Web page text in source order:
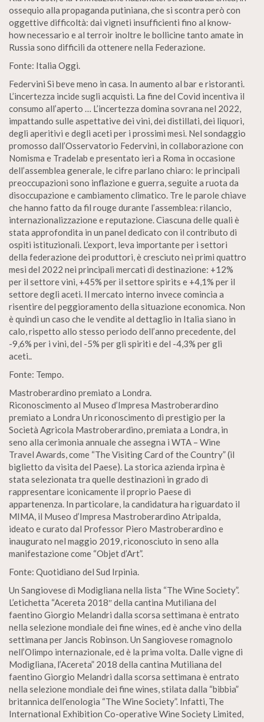
ossequio alla propaganda putiniana, che si scontra però con
oggettive difficoltà: dai vigneti insufficienti fino al know-
how necessario e al terroir inoltre le bollicine tanto amate in
Russia sono difficili da ottenere nella Federazione.
Fonte: Italia Oggi.
Federvini Si beve meno in casa. In aumento al bar e ristoranti.
L’incertezza incide sugli acquisti. La fine del Covid incentiva il
consumo all’aperto … L’incertezza domina sovrana nel 2022,
impattando sulle aspettative dei vini, dei distillati, dei liquori,
degli aperitivi e degli aceti per i prossimi mesi. Nel sondaggio
promosso dall’Osservatorio Federvini, in collaborazione con
Nomisma e Tradelab e presentato ieri a Roma in occasione
dell’assemblea generale, le cifre parlano chiaro: le principali
preoccupazioni sono inflazione e guerra, seguite a ruota da
disoccupazione e cambiamento climatico. Tre le parole chiave
che hanno fatto da fil rouge durante l’assemblea: rilancio,
internazionalizzazione e reputazione. Ciascuna delle quali è
stata approfondita in un panel dedicato con il contributo di
ospiti istituzionali. L’export, leva importante per i settori
della federazione dei produttori, è cresciuto nei primi quattro
mesi del 2022 nei principali mercati di destinazione: +12%
per il settore vini, +45% per il settore spirits e +4,1% per il
settore degli aceti. Il mercato interno invece comincia a
risentire del peggioramento della situazione economica. Non
è quindi un caso che le vendite al dettaglio in Italia siano in
calo, rispetto allo stesso periodo dell’anno precedente, del
-9,6% per i vini, del -5% per gli spiriti e del -4,3% per gli
aceti..
Fonte: Tempo.
Mastroberardino premiato a Londra.
Riconoscimento al Museo d’Impresa Mastroberardino
premiato a Londra Un riconoscimento di prestigio per la
Società Agricola Mastroberardino, premiata a Londra, in
seno alla cerimonia annuale che assegna i WTA – Wine
Travel Awards, come “The Visiting Card of the Country” (il
biglietto da visita del Paese). La storica azienda irpina è
stata selezionata tra quelle destinazioni in grado di
rappresentare iconicamente il proprio Paese di
appartenenza. In particolare, la candidatura ha riguardato il
MIMA, il Museo d’Impresa Mastroberardino Atripalda,
ideato e curato dal Professor Piero Mastroberardino e
inaugurato nel maggio 2019, riconosciuto in seno alla
manifestazione come “Objet d’Art”.
Fonte: Quotidiano del Sud Irpinia.
Un Sangiovese di Modigliana nella lista “The Wine Society”.
L’etichetta “Acereta 2018″ della cantina Mutiliana del
faentino Giorgio Melandri dalla scorsa settimana è entrato
nella selezione mondiale dei fine wines, ed è anche vino della
settimana per Jancis Robinson. Un Sangiovese romagnolo
nell’Olimpo internazionale, ed è la prima volta. Dalle vigne di
Modigliana, l’Acereta” 2018 della cantina Mutiliana del
faentino Giorgio Melandri dalla scorsa settimana è entrato
nella selezione mondiale dei fine wines, stilata dalla “bibbia”
britannica dell’enologia “The Wine Society”. Infatti, The
International Exhibition Co-operative Wine Society Limited,